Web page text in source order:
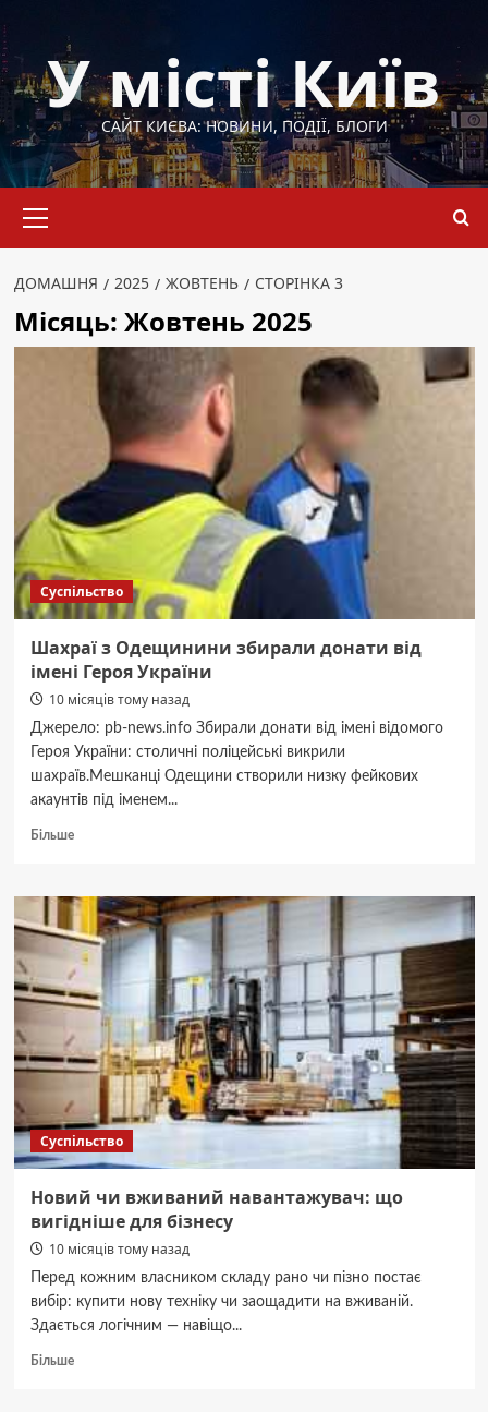
до
вмістуУ місті Київ
САЙТ КИЄВА: НОВИНИ, ПОДІЇ, БЛОГИ
меню
ДОМАШНЯ 2025 ЖОВТЕНЬ СТОРІНКА 3
Місяць: Жовтень 2025
Суспільство
Шахраї з Одещинини збирали донати від
імені Героя України
10 місяців тому назад
Джерело: pb-news.info Збирали донати від імені відомого
Героя України: столичні поліцейські викрили
шахраїв.Мешканці Одещини створили низку фейкових
акаунтів під іменем...
БільшеДокладніше
з
Одещинини
збирали
донати
від
імені
Героя
України
Суспільство
Новий чи вживаний навантажувач: що
вигідніше для бізнесу
10 місяців тому назад
Перед кожним власником складу рано чи пізно постає
вибір: купити нову техніку чи заощадити на вживаній.
Здається логічним — навіщо...
БільшеДокладніше